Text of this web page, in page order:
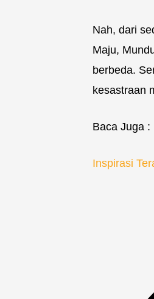
Nah, dari
Maju,
berbeda.
kesastraan
Baca Juga :
Inspirasi